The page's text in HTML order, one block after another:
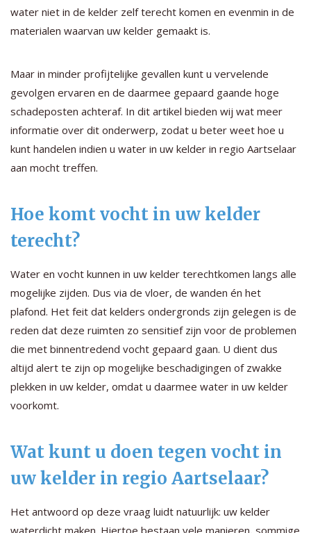
water niet in de kelder zelf terecht komen en evenmin in de
materialen waarvan uw kelder gemaakt is.
Maar in minder profijtelijke gevallen kunt u vervelende
gevolgen ervaren en de daarmee gepaard gaande hoge
schadeposten achteraf. In dit artikel bieden wij wat meer
informatie over dit onderwerp, zodat u beter weet hoe u
kunt handelen indien u water in uw kelder in regio Aartselaar
aan mocht treffen.
Hoe komt vocht in uw kelder
terecht?
Water en vocht kunnen in uw kelder terechtkomen langs alle
mogelijke zijden. Dus via de vloer, de wanden én het
plafond. Het feit dat kelders ondergronds zijn gelegen is de
reden dat deze ruimten zo sensitief zijn voor de problemen
die met binnentredend vocht gepaard gaan. U dient dus
altijd alert te zijn op mogelijke beschadigingen of zwakke
plekken in uw kelder, omdat u daarmee water in uw kelder
voorkomt.
Wat kunt u doen tegen vocht in
uw kelder in regio Aartselaar?
Het antwoord op deze vraag luidt natuurlijk: uw kelder
waterdicht maken. Hiertoe bestaan vele manieren, sommige